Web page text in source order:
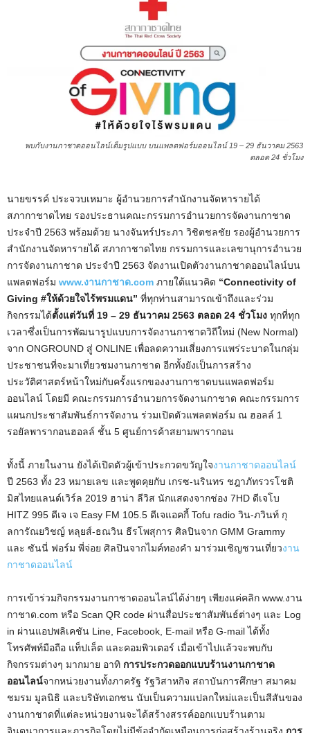
พบกับงานกาชาดออนไลน์เต็มรูปแบบ บนแพลตฟอร์มออนไลน์ 19 – 29 ธันวาคม 2563
ตลอด 24 ชั่วโมง
นายขรรค์ ประจวบเหมาะ ผู้อำนวยการสำนักงานจัดหารายได้
สภากาชาดไทย รองประธานคณะกรรมการอำนวยการจัดงานกาชาด
ประจำปี 2563 พร้อมด้วย นางจันทร์ประภา วิชิตชลชัย รองผู้อำนวยการ
สำนักงานจัดหารายได้ สภากาชาดไทย กรรมการและเลขานุการอำนวย
การจัดงานกาชาด ประจำปี 2563 จัดงานเปิดตัวงานกาชาดออนไลน์บน
แพลตฟอร์ม www.งานกาชาด.com ภายใต้แนวคิด “Connectivity of
Giving #ให้ด้วยใจไร้พรมแดน” ที่ทุกท่านสามารถเข้าถึงและร่วม
กิจกรรมได้ตั้งแต่วันที่ 19 – 29 ธันวาคม 2563 ตลอด 24 ชั่วโมง ทุกที่ทุก
เวลาซึ่งเป็นการพัฒนารูปแบบการจัดงานกาชาดวิถีใหม่ (New Normal)
จาก ONGROUND สู่ ONLINE เพื่อลดความเสี่ยงการแพร่ระบาดในกลุ่ม
ประชาชนที่จะมาเที่ยวชมงานกาชาด อีกทั้งยังเป็นการสร้าง
ประวัติศาสตร์หน้าใหม่กับครั้งแรกของงานกาชาดบนแพลตฟอร์ม
ออนไลน์ โดยมี คณะกรรมการอำนวยการจัดงานกาชาด คณะกรรมการ
แผนกประชาสัมพันธ์การจัดงาน ร่วมเปิดตัวแพลตฟอร์ม ณ ฮอลล์ 1
รอยัลพารากอนฮอลล์ ชั้น 5 ศูนย์การค้าสยามพารากอน
ทั้งนี้ ภายในงาน ยังได้เปิดตัวผู้เข้าประกวดขวัญใจงานกาชาดออนไลน์
ปี 2563 ทั้ง 23 หมายเลข และพูดคุยกับ เกรซ-นรินทร ชฎาภัทรวรโชติ
มิสไทยแลนด์เวิร์ล 2019 ฮาน่า ลีวิส นักแสดงจากช่อง 7HD ดีเจโบ
HITZ 995 ดีเจ เจ Easy FM 105.5 ดีเจแอคกี้ Tofu radio วิน-ภวินท์ กุ
ลการัณยวิชญ์ หลุยส์-ธณวิน ธีรโพสุการ ศิลปินจาก GMM Grammy
และ ซันนี่ ฟอร์ม พี่จ่อย ศิลปินจากไมค์ทองคำ มาร่วมเชิญชวนเที่ยวงาน
กาชาดออนไลน์
การเข้าร่วมกิจกรรมงานกาชาดออนไลน์ได้ง่ายๆ เพียงแค่คลิก www.งาน
กาชาด.com หรือ Scan QR code ผ่านสื่อประชาสัมพันธ์ต่างๆ และ Log
in ผ่านแอปพลิเคชัน Line, Facebook, E-mail หรือ G-mail ได้ทั้ง
โทรศัพท์มือถือ แท็ปเล็ต และคอมพิวเตอร์ เมื่อเข้าไปแล้วจะพบกับ
กิจกรรมต่างๆ มากมาย อาทิ การประกวดออกแบบร้านงานกาชาด
ออนไลน์จากหน่วยงานทั้งภาครัฐ รัฐวิสาหกิจ สถาบันการศึกษา สมาคม
ชมรม มูลนิธิ และบริษัทเอกชน นับเป็นความแปลกใหม่และเป็นสีสันของ
งานกาชาดที่แต่ละหน่วยงานจะได้สร้างสรรค์ออกแบบร้านตาม
จินตนาการและภารกิจโดยไม่มีข้อจำกัดเหมือนการก่อสร้างร้านจริง การ